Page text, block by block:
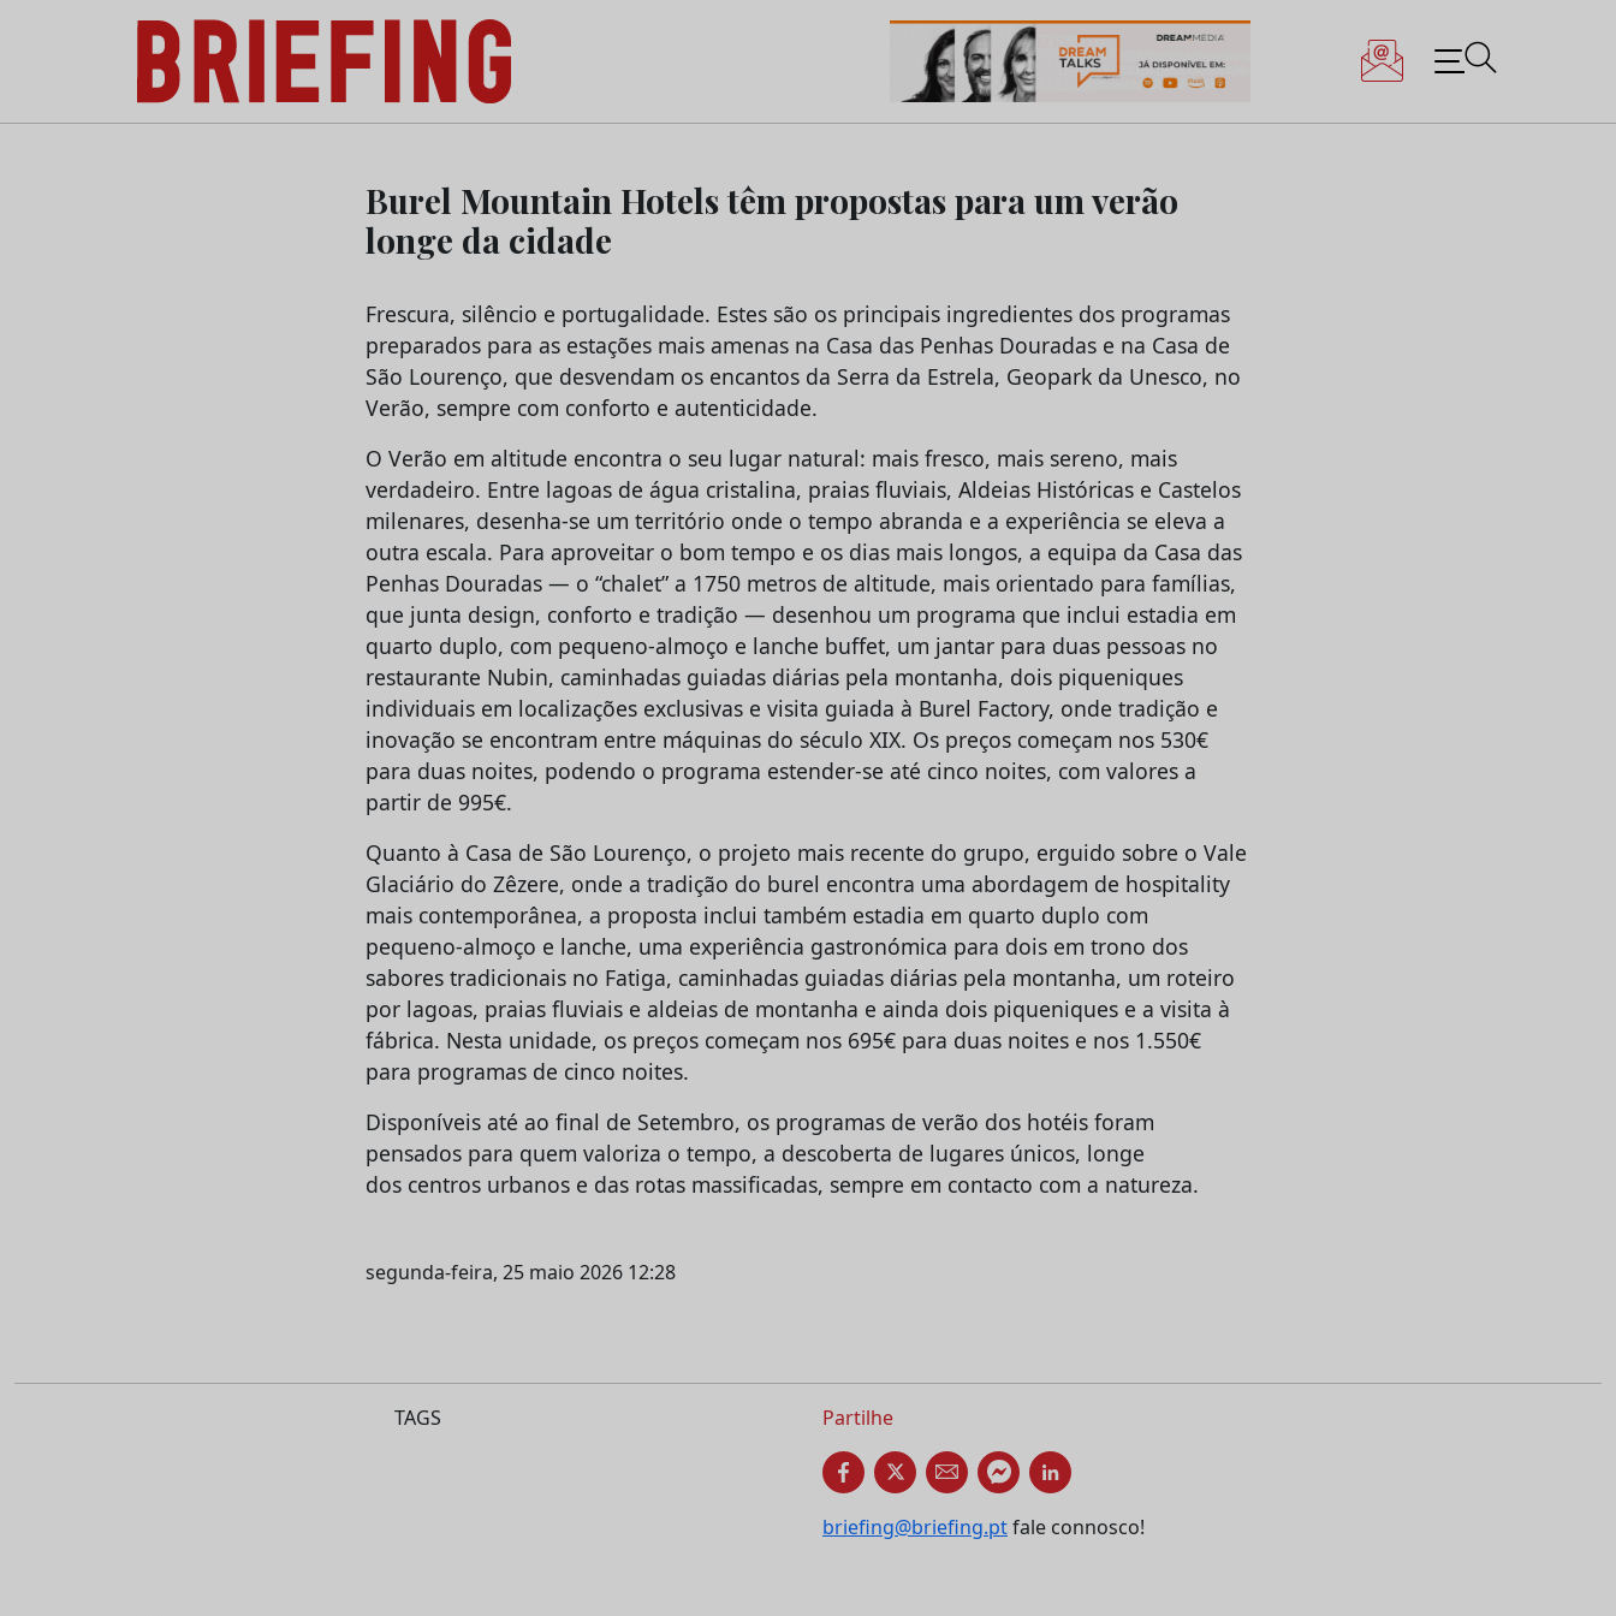
Briefing: Todas as notícias sobre os negócios do Marketing e da Publicidade
Burel Mountain Hotels têm propostas para um verão
longe da cidade
Frescura, silêncio e portugalidade. Estes são os principais ingredientes dos programas
preparados para as estações mais amenas na Casa das Penhas Douradas e na Casa de
São Lourenço, que desvendam os encantos da Serra da Estrela, Geopark da Unesco, no
Verão, sempre com conforto e autenticidade.
O Verão em altitude encontra o seu lugar natural: mais fresco, mais sereno, mais
verdadeiro. Entre lagoas de água cristalina, praias fluviais, Aldeias Históricas e Castelos
milenares, desenha-se um território onde o tempo abranda e a experiência se eleva a
outra escala. Para aproveitar o bom tempo e os dias mais longos, a equipa da Casa das
Penhas Douradas — o “chalet” a 1750 metros de altitude, mais orientado para famílias,
que junta design, conforto e tradição — desenhou um programa que inclui estadia em
quarto duplo, com pequeno-almoço e lanche buffet, um jantar para duas pessoas no
restaurante Nubin, caminhadas guiadas diárias pela montanha, dois piqueniques
individuais em localizações exclusivas e visita guiada à Burel Factory, onde tradição e
inovação se encontram entre máquinas do século XIX. Os preços começam nos 530€
para duas noites, podendo o programa estender-se até cinco noites, com valores a
partir de 995€.
Quanto à Casa de São Lourenço, o projeto mais recente do grupo, erguido sobre o Vale
Glaciário do Zêzere, onde a tradição do burel encontra uma abordagem de hospitality
mais contemporânea, a proposta inclui também estadia em quarto duplo com
pequeno-almoço e lanche, uma experiência gastronómica para dois em trono dos
sabores tradicionais no Fatiga, caminhadas guiadas diárias pela montanha, um roteiro
por lagoas, praias fluviais e aldeias de montanha e ainda dois piqueniques e a visita à
fábrica. Nesta unidade, os preços começam nos 695€ para duas noites e nos 1.550€
para programas de cinco noites.
Disponíveis até ao final de Setembro, os programas de verão dos hotéis foram
pensados para quem valoriza o tempo, a descoberta de lugares únicos, longe
dos centros urbanos e das rotas massificadas, sempre em contacto com a natureza.
segunda-feira, 25 maio 2026 12:28
TAGS Partilhe
briefing@briefing.ptfale connosco!